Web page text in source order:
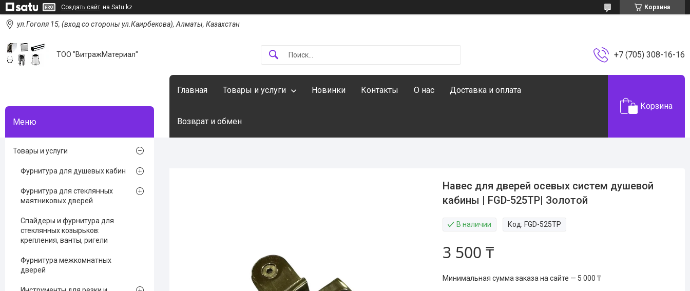
Создать сайт на Satu.kz Корзина
ул.Гоголя 15, (вход со стороны ул.Каирбекова), Алматы, Казахстан
ТОО "ВитражМатериал" +7 (705) 308-16-16
Главная Товары и услуги Новинки Контакты О нас Доставка и оплата
Возврат и обмен
Корзина
Навес для дверей осевых систем душевой
кабины | FGD-525TP| Золотой
В наличии Код: FGD-525TP
3 500 ₸
Минимальная сумма заказа на сайте — 5 000 ₸
Товары и услуги
Фурнитура для душевых кабин
Фурнитура для стеклянных
маятниковых дверей
Спайдеры и фурнитура для
стеклянных козырьков:
крепления, ванты, ригели
Фурнитура межкомнатных
дверей